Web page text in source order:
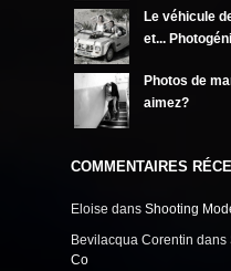
Le véhicule
et...
Photos de
aimez?
COMMENTAIRES
Eloise dans Shooting
Bevilacqua Corentin dans
Co